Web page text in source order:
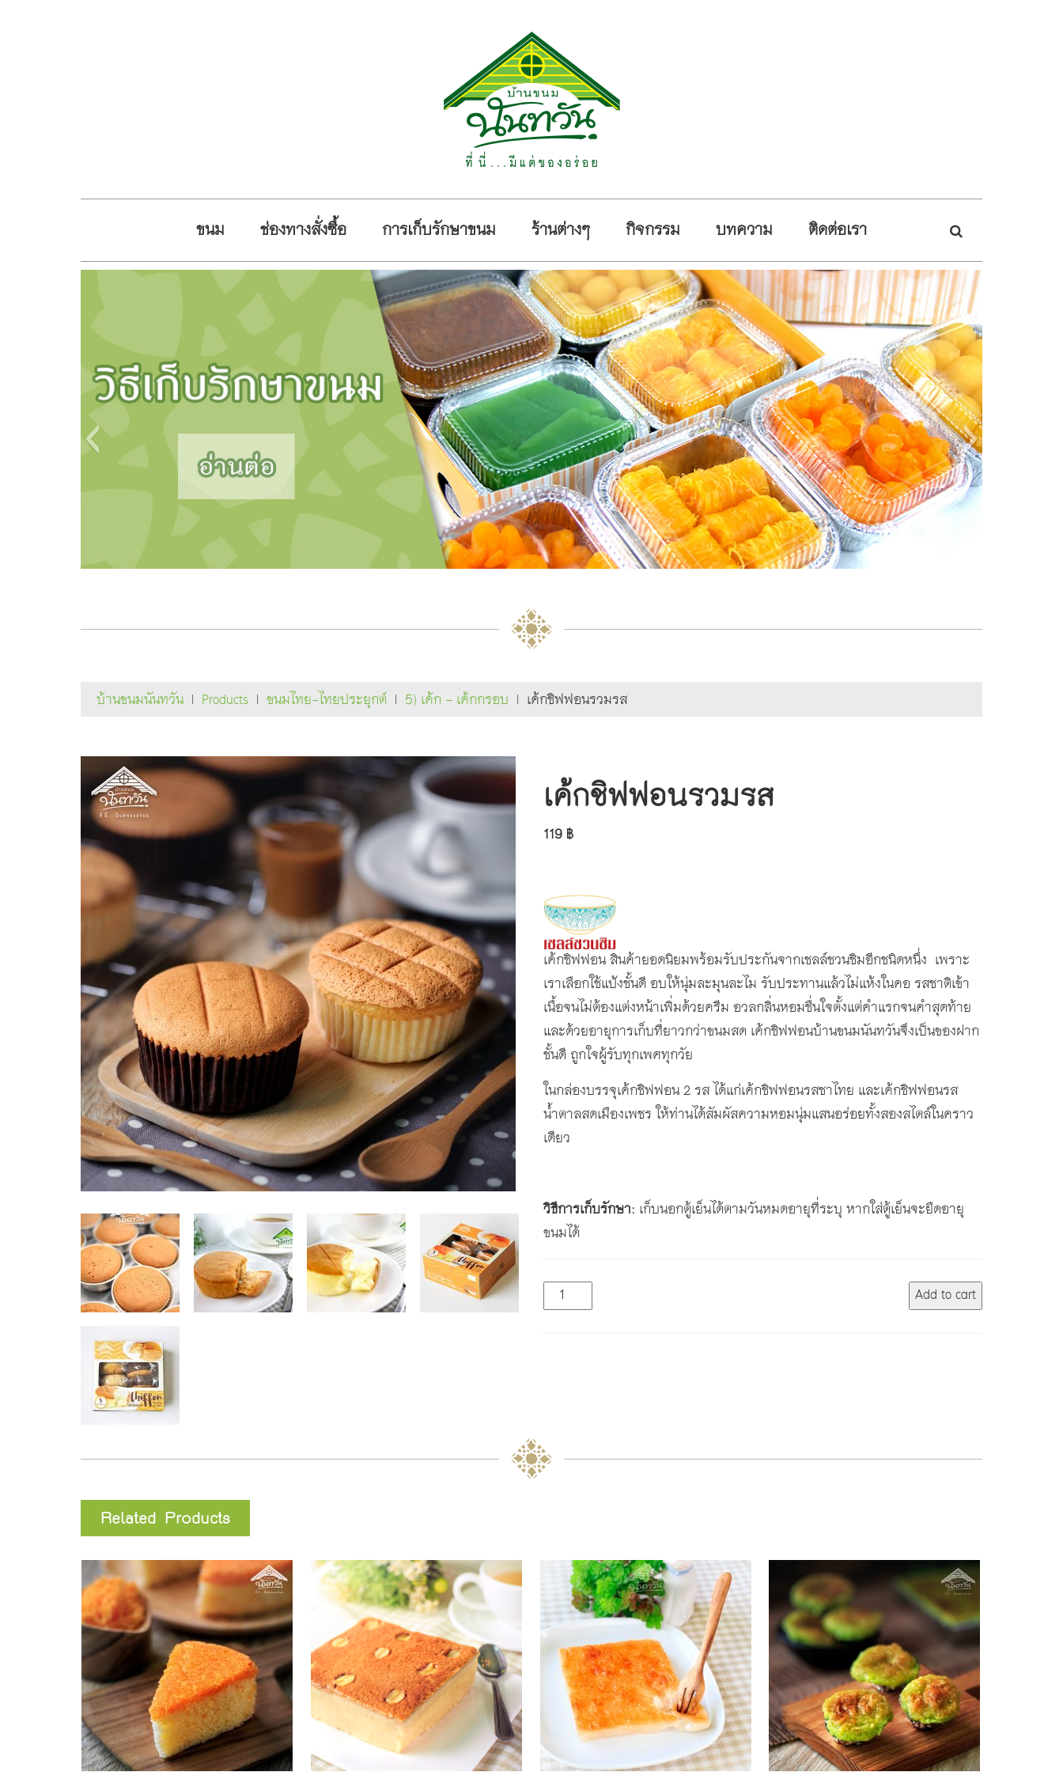
ขนม ช่องทางสั่งซื้อ การเก็บรักษาขนม ร้านต่างๆ กิจกรรม บทความ ติดต่อเรา
บ้านขนมนันทวัน | Products | ขนมไทย-ไทยประยุกต์ | 5) เค้ก - เค้กกรอบ | เค้กชิฟฟอนรวมรส
เค้กชิฟฟอนรวมรส
119 ฿
เค้กชิฟฟอน สินค้ายอดนิยมพร้อมรับประกันจากเชลล์ชวนชิมอีกชนิดหนึ่ง เพราะ
เราเลือกใช้แป้งชั้นดี อบให้นุ่มละมุนละไม รับประทานแล้วไม่แห้งในคอ รสชาติเข้า
เนื้อจนไม่ต้องแต่งหน้าเพิ่มด้วยครีม อวลกลิ่นหอมชื่นใจตั้งแต่คำแรกจนคำสุดท้าย
และด้วยอายุการเก็บที่ยาวกว่าขนมสด เค้กชิฟฟอนบ้านขนมนันทวันจึงเป็นของฝาก
ชั้นดี ถูกใจผู้รับทุกเพศทุกวัย
ในกล่องบรรจุเค้กชิฟฟอน 2 รส ได้แก่เค้กชิฟฟอนรสชาไทย และเค้กชิฟฟอนรส
น้ำตาลสดเมืองเพชร ให้ท่านได้สัมผัสความหอมนุ่มแสนอร่อยทั้งสองสไตล์ในคราว
เดียว
วิธีการเก็บรักษา: เก็บนอกตู้เย็นได้ตามวันหมดอายุที่ระบุ หากใส่ตู้เย็นจะยืดอายุ
ขนมได้
Add to cart
Related Products